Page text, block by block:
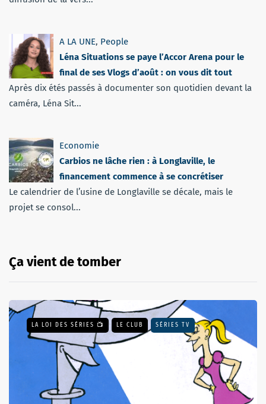
A LA UNE, People
Léna Situations se paye l’Accor Arena pour le
final de ses Vlogs d’août : on vous dit tout
Après dix étés passés à documenter son quotidien devant la
caméra, Léna Sit...
Economie
Carbios ne lâche rien : à Longlaville, le
financement commence à se concrétiser
Le calendrier de l’usine de Longlaville se décale, mais le
projet se consol...
Ça vient de tomber
LA LOI DES SÉRIES 📺 LE CLUB SÉRIES TV